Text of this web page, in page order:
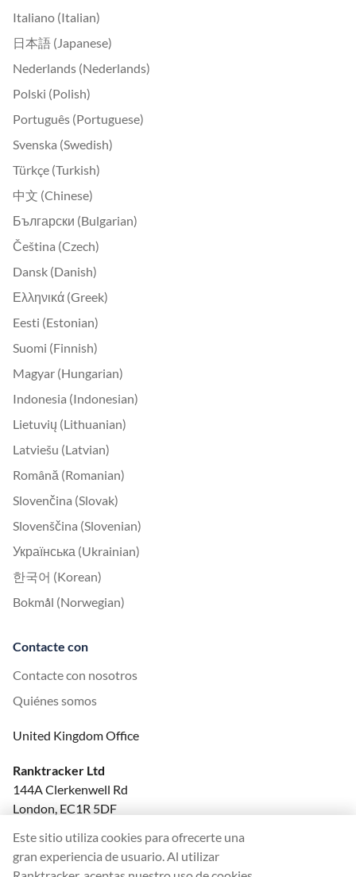
Italiano (Italian)
日本語 (Japanese)
Nederlands (Nederlands)
Polski (Polish)
Português (Portuguese)
Svenska (Swedish)
Türkçe (Turkish)
中文 (Chinese)
Български (Bulgarian)
Čeština (Czech)
Dansk (Danish)
Ελληνικά (Greek)
Eesti (Estonian)
Suomi (Finnish)
Magyar (Hungarian)
Indonesia (Indonesian)
Lietuvių (Lithuanian)
Latviešu (Latvian)
Română (Romanian)
Slovenčina (Slovak)
Slovenščina (Slovenian)
Українська (Ukrainian)
한국어 (Korean)
Bokmål (Norwegian)
Contacte con
Contacte con nosotros
Quiénes somos
United Kingdom Office
Ranktracker Ltd
144A Clerkenwell Rd
London, EC1R 5DF
felix@ranktracker.com
Este sitio utiliza cookies para ofrecerte una
gran experiencia de usuario. Al utilizar